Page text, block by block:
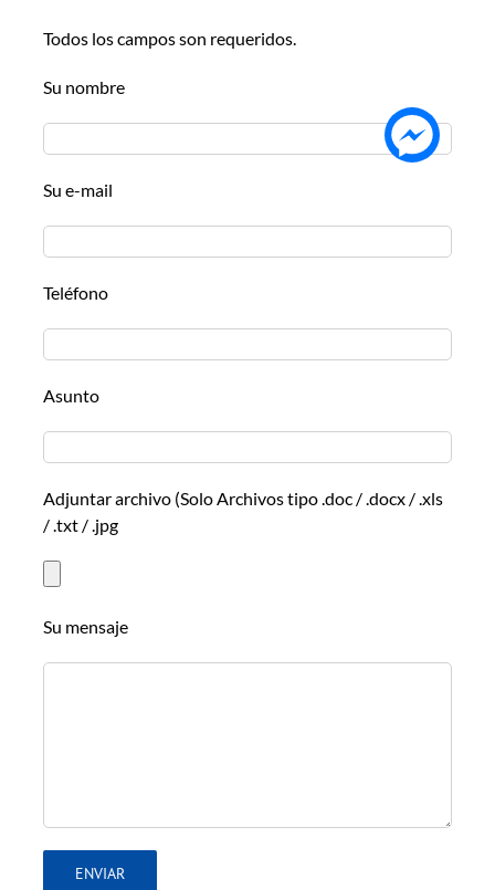
Todos los campos son requeridos.
Su nombre
Su e-mail
Teléfono
Asunto
Adjuntar archivo (Solo Archivos tipo .doc / .docx / .xls
/ .txt / .jpg
Su mensaje